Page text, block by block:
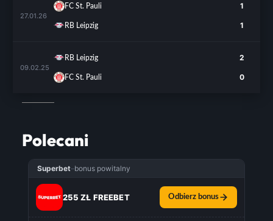
27.01.26
FC St. Pauli
RB Leipzig
1
1
09.02.25
RB Leipzig
FC St. Pauli
2
0
Polecani
Superbet–bonus powitalny
255 ZŁ FREEBET Odbierz bonus